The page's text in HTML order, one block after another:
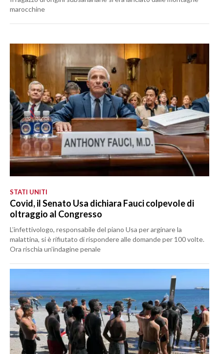
marocchine
STATI UNITI
Covid, il Senato Usa dichiara Fauci colpevole di
oltraggio al Congresso
L’infettivologo, responsabile del piano Usa per arginare la
malattina, si è rifiutato di rispondere alle domande per 100 volte.
Ora rischia un’indagine penale